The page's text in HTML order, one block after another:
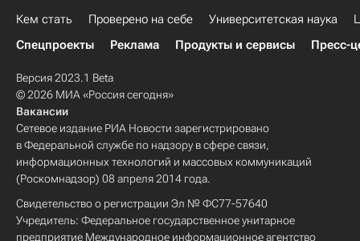
Кем стать Проверено на себе Университетская наука
Спецпроекты
Реклама Продукты и сервисы Пресс-
Версия 2023.1 Beta
© 2026 МИА «Россия сегодня»
Вакансии
Сетевое издание РИА Новости зарегистрировано
в Федеральной службе по надзору в сфере связи,
информационных технологий и массовых коммуникаций
(Роскомнадзор) 08 апреля 2014 года.
Свидетельство о регистрации Эл № ФС77-57640
Учредитель: Федеральное государственное унитарное
предприятие Международное информационное агентство